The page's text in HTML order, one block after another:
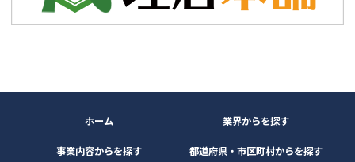
ホーム 業界からを探す
事業内容からを探す 都道府県・市区町村からを探す